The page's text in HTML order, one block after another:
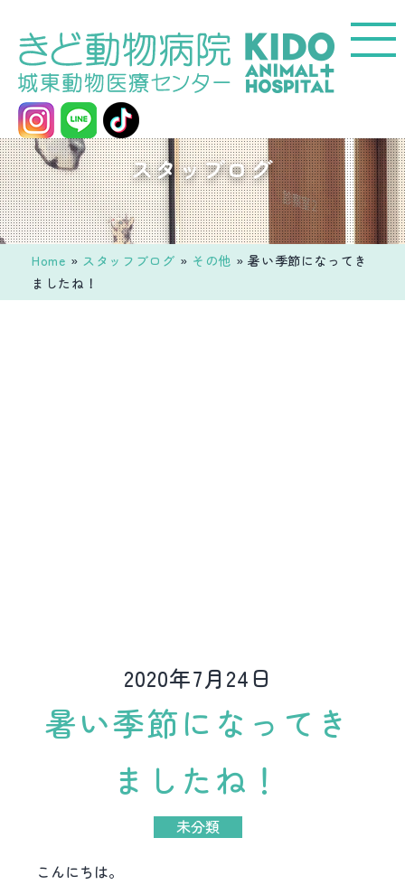
へ
ス
キ
ッ
プ
城
東
動
物
医
セ
スタッブログ
Home » スタッフブログ » その他 » 暑い季節になってき
ましたね！
2020年7月24日
暑い季節になってき
ましたね！
未分類
こんにちは。